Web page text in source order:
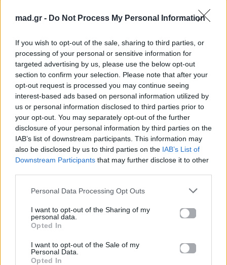
mad.gr - Do Not Process My Personal Information
If you wish to opt-out of the sale, sharing to third parties, or
processing of your personal or sensitive information for
targeted advertising by us, please use the below opt-out
section to confirm your selection. Please note that after your
opt-out request is processed you may continue seeing
interest-based ads based on personal information utilized by
us or personal information disclosed to third parties prior to
your opt-out. You may separately opt-out of the further
disclosure of your personal information by third parties on the
IAB’s list of downstream participants. This information may
also be disclosed by us to third parties on the IAB’s List of
Downstream Participants that may further disclose it to other
Personal Data Processing Opt Outs
I want to opt-out of the Sharing of my
personal data.
Opted In
I want to opt-out of the Sale of my
Personal Data.
Opted In
Ταfitness gadgetsέχουν γίνει πλέον
αναπόσπαστο κομμάτι της σύγχρονης προπόνησης,
προσφέροντας δεδομένα και υποστήριξη που
παλαιότερα δεν ήταν διαθέσιμα. Είτε πρόκειται για
ένα smartwatch, μια έξυπνη ζυγαριά ή ένα massage
gun, κάθε εργαλείο μπορεί νασυμβάλει
ουσιαστικά στη βελτίωση της φυσικής σου
κατάστασης.